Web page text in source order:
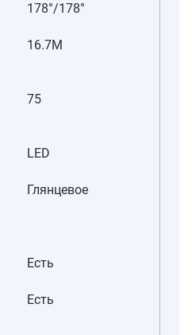
178°/178°
16.7M
75
LED
Глянцевое
Есть
Есть